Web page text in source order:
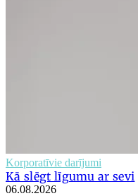
Korporatīvie darījumi
Kā slēgt līgumu ar sevi
06.08.2026